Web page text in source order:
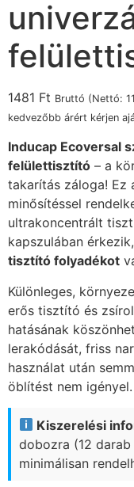
1481 Ft Bruttó (Nettó:
kedvezőbb árért kérjen
Inducap Ecoversal
felülettisztító – a
takarítás záloga! Ez
minősítéssel
ultrakoncentrált
kapszulában
tisztító folyadékot
Különleges,
erős tisztító és
hatásának
lerakódását, friss
használat után
öblítést nem igényel.
Kiszerelési
dobozra (12
minimálisan